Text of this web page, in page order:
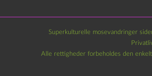
Superkulturelle mosevandringer
Alle rettigheder forbeholdes den